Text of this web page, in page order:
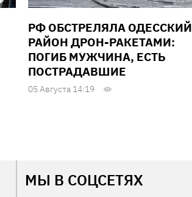
РФ ОБСТРЕЛЯЛА ОДЕССКИЙ
РАЙОН ДРОН-РАКЕТАМИ:
ПОГИБ МУЖЧИНА, ЕСТЬ
ПОСТРАДАВШИЕ
05 Августа 14:19
МЫ В СОЦСЕТЯХ